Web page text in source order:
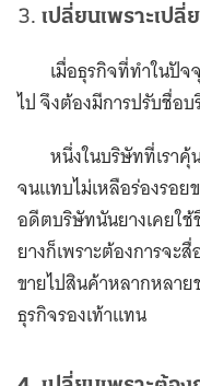
3. เปลี่ยนเพราะเป
เมื่อธุรกิจที่ทำในปัจ
ไป จึงต้องมีการปรับชื่อ
หนึ่งในบริษัทที่เรา
จนแทบไม่เหลือร่องรอย
อดีตบริษัทนันยางเคยใช้
ยางก็เพราะต้องการจะ
ขายไปสินค้าหลากหลา
ธุรกิจรองเท้าแทน